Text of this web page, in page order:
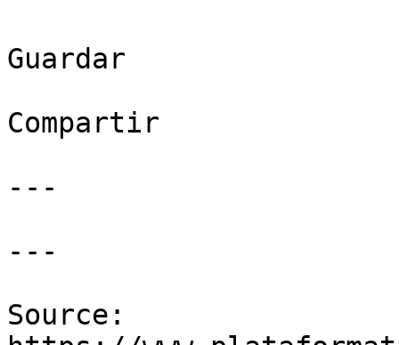
Guardar
Compartir
---
---
Source: